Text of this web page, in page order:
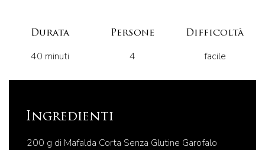
Durata
40 minuti
Persone
4
Difficoltà
facile
Ingredienti
200 g di Mafalda Corta Senza Glutine Garofalo